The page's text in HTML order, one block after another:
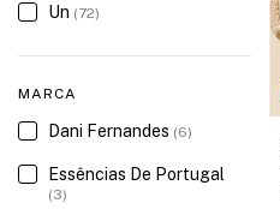
Un (72)
MARCA
Dani Fernandes (6)
Essências De Portugal
(3)